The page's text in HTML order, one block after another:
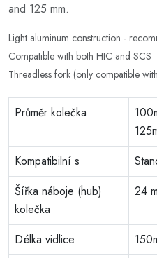
and 125 mm.
Light aluminum construction -
Compatible with both HIC and SCS
Threadless fork (only compatible
Průměr kolečka
Kompatibilní s
Šířka náboje (hub)
kolečka
24
Délka vidlice